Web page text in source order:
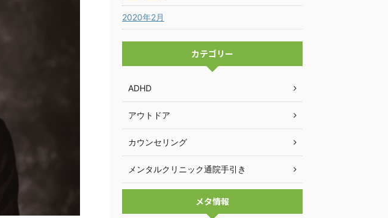
2020年2月
カテゴリー
ADHD
アウトドア
カウンセリング
メンタルクリニック通院手引き
メタ情報